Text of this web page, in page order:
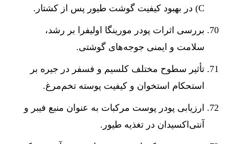
C) در بهبود کیفیت گوشت طیور پس از کشتار.
بررسی اثرات پودر مورینگا اولیفرا بر رشد،
سلامت و ایمنی جوجه‌های گوشتی.
تأثیر سطوح مختلف کلسیم و فسفر در جیره بر
استحکام استخوان و کیفیت پوسته تخم‌مرغ.
ارزیابی پودر پوست مرکبات به عنوان منبع فیبر و
آنتی‌اکسیدان در تغذیه طیور.